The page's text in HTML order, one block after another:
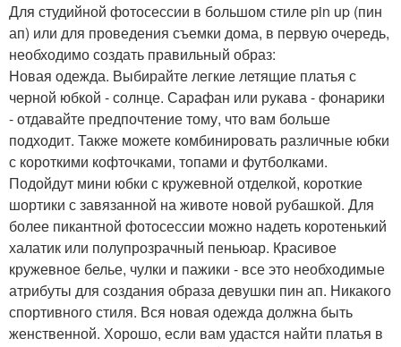
Для студийной фотосессии в большом стиле pin up (пин
ап) или для проведения съемки дома, в первую очередь,
необходимо создать правильный образ:
Новая одежда. Выбирайте легкие летящие платья с
черной юбкой - солнце. Сарафан или рукава - фонарики
- отдавайте предпочтение тому, что вам больше
подходит. Также можете комбинировать различные юбки
с короткими кофточками, топами и футболками.
Подойдут мини юбки с кружевной отделкой, короткие
шортики с завязанной на животе новой рубашкой. Для
более пикантной фотосессии можно надеть коротенький
халатик или полупрозрачный пеньюар. Красивое
кружевное белье, чулки и пажики - все это необходимые
атрибуты для создания образа девушки пин ап. Никакого
спортивного стиля. Вся новая одежда должна быть
женственной. Хорошо, если вам удастся найти платья в